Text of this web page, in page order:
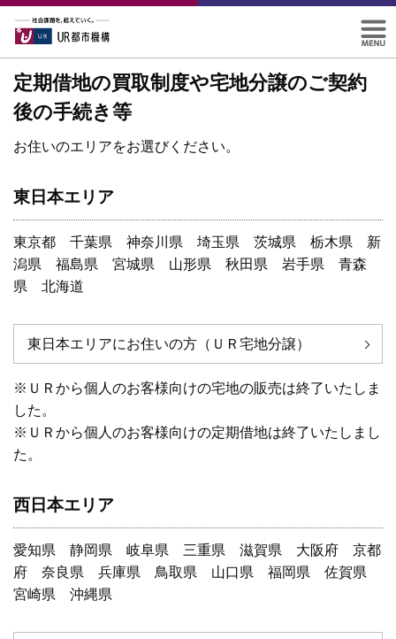
定期借地の買取制度や宅地分譲のご契約
後の手続き等
お住いのエリアをお選びください。
東日本エリア
東京都 千葉県 神奈川県 埼玉県 茨城県 栃木県 新
潟県 福島県 宮城県 山形県 秋田県 岩手県 青森
県 北海道
東日本エリアにお住いの方（ＵＲ宅地分譲）
※ＵＲから個人のお客様向けの宅地の販売は終了いたしま
した。
※ＵＲから個人のお客様向けの定期借地は終了いたしまし
た。
西日本エリア
愛知県 静岡県 岐阜県 三重県 滋賀県 大阪府 京都
府 奈良県 兵庫県 鳥取県 山口県 福岡県 佐賀県
宮崎県 沖縄県